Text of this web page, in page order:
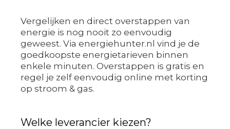
Vergelijken en direct overstappen van
energie is nog nooit zo eenvoudig
geweest. Via energiehunter.nl vind je de
goedkoopste energietarieven binnen
enkele minuten. Overstappen is gratis en
regel je zelf eenvoudig online met korting
op stroom & gas.
Welke leverancier kiezen?